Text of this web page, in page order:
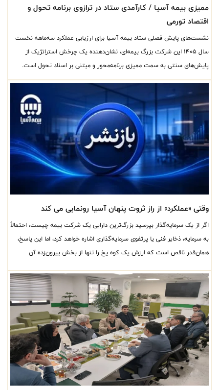
ممیزی بیمه آسیا / کارآمدی ستاد در ترازوی برنامه تحول و
اقتصاد تورمی
نشست‌های پایش فصلی ستاد بیمه آسیا برای ارزیابی عملکرد سه‌ماهه نخست
سال ۱۴۰۵ این شرکت بزرگ بیمه‌ای، نشان‌دهنده یک چرخش استراتژیک از
پایش‌های سنتی به سمت ممیزی برنامه‌محور و مبتنی بر اسناد تحول است.
وقتی «عملکرد» از راز ثروت پنهان آسیا رونمایی می کند
اگر از یک سرمایه‌گذار بپرسید بزرگ‌ترین دارایی یک شرکت بیمه چیست، احتمالاً
به سرمایه، ذخایر فنی یا پرتفوی سرمایه‌گذاری اشاره خواهد کرد، اما این پاسخ،
همان‌قدر ناقص است که ارزش یک کوه یخ را تنها از بخش بیرون‌زده آن